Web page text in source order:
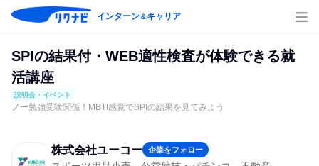
インターン＆キャリア
SPIの結果付・WEB適性検査が体験できる就
活講座
説明会・イベント
ノー勉強受験関係！MBTI感覚でSPIの結果を見てみよう
株式会社ユーコー 企業をフォロー